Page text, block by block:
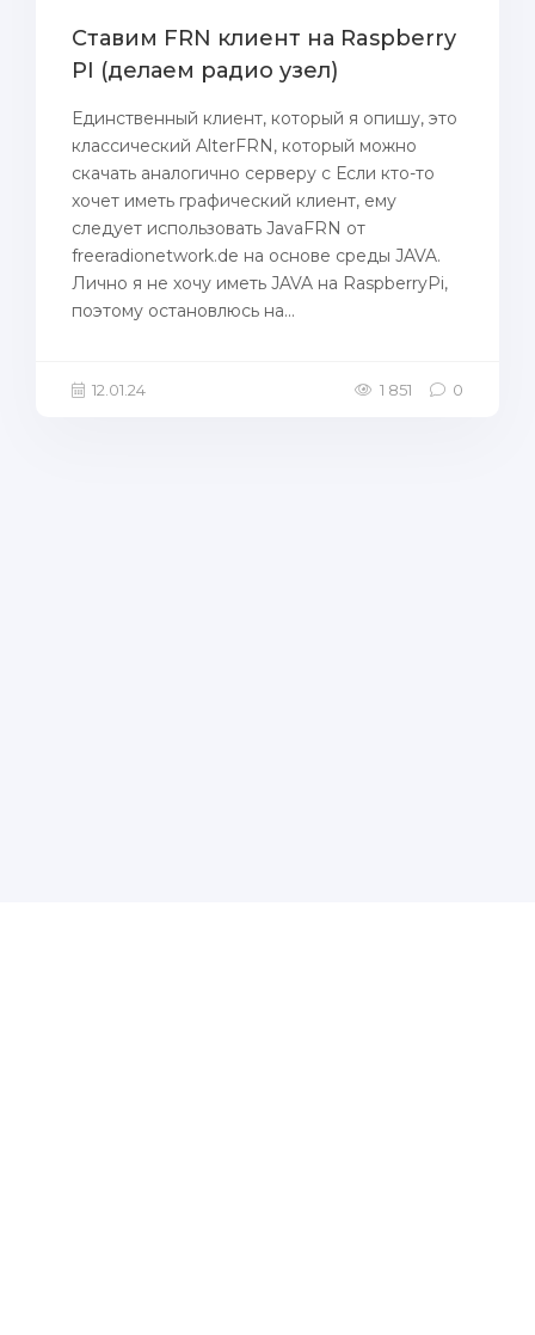
Ставим FRN клиент на Raspberry
PI (делаем радио узел)
Единственный клиент, который я опишу, это
классический AlterFRN, который можно
скачать аналогично серверу с Если кто-то
хочет иметь графический клиент, ему
следует использовать JavaFRN от
freeradionetwork.de на основе среды JAVA.
Лично я не хочу иметь JAVA на RaspberryPi,
поэтому остановлюсь на...
12.01.24 1 851 0